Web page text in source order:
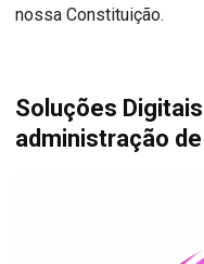
nossa Constituição.
Soluções
administração